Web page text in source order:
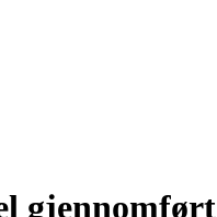
gjennomført